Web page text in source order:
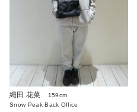
縄田 花菜
159cm
Snow Peak Back Office